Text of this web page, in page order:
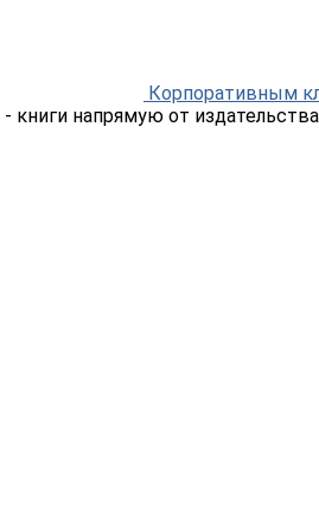
Корпоративным
- книги напрямую от издательства